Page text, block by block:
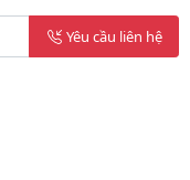
Yêu cầu liên hệ